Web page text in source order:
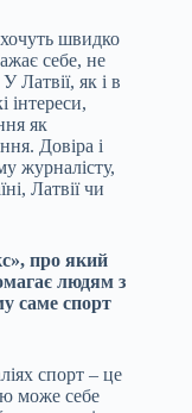
хочуть швидко
себе, не
Латвії, як і в
інтереси,
як
Довіра і
журналісту,
Латвії чи
про який
людям з
саме спорт
спорт – це
може себе